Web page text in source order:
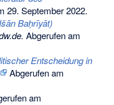
29. September 2022.
Baḥrīyāt)
Abgerufen am
Entscheidung in
Abgerufen am
am